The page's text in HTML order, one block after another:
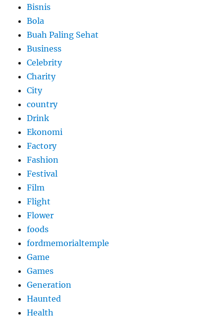
Bisnis
Bola
Buah Paling Sehat
Business
Celebrity
Charity
City
country
Drink
Ekonomi
Factory
Fashion
Festival
Film
Flight
Flower
foods
fordmemorialtemple
Game
Games
Generation
Haunted
Health